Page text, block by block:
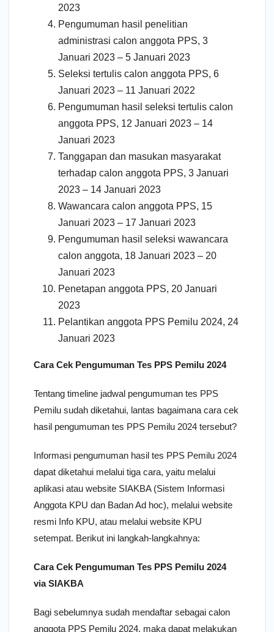
2023
Pengumuman hasil penelitian
administrasi calon anggota PPS, 3
Januari 2023 – 5 Januari 2023
Seleksi tertulis calon anggota PPS, 6
Januari 2023 – 11 Januari 2022
Pengumuman hasil seleksi tertulis calon
anggota PPS, 12 Januari 2023 – 14
Januari 2023
Tanggapan dan masukan masyarakat
terhadap calon anggota PPS, 3 Januari
2023 – 14 Januari 2023
Wawancara calon anggota PPS, 15
Januari 2023 – 17 Januari 2023
Pengumuman hasil seleksi wawancara
calon anggota, 18 Januari 2023 – 20
Januari 2023
Penetapan anggota PPS, 20 Januari
2023
Pelantikan anggota PPS Pemilu 2024, 24
Januari 2023
Cara Cek Pengumuman Tes PPS Pemilu 2024
Tentang timeline jadwal pengumuman tes PPS
Pemilu sudah diketahui, lantas bagaimana cara cek
hasil pengumuman tes PPS Pemilu 2024 tersebut?
Informasi pengumuman hasil tes PPS Pemilu 2024
dapat diketahui melalui tiga cara, yaitu melalui
aplikasi atau website SIAKBA (Sistem Informasi
Anggota KPU dan Badan Ad hoc), melalui website
resmi Info KPU, atau melalui website KPU
setempat. Berikut ini langkah-langkahnya:
Cara Cek Pengumuman Tes PPS Pemilu 2024
via SIAKBA
Bagi sebelumnya sudah mendaftar sebagai calon
anggota PPS Pemilu 2024, maka dapat melakukan